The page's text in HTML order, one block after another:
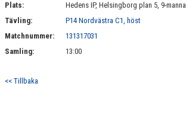
KONTAKT
Plats:
Hedens IP, Helsingborg plan 5, 9-manna
Tävling:
P14 Nordvästra C1, höst
Matchnummer:
131317031
Samling:
13:00
<< Tillbaka